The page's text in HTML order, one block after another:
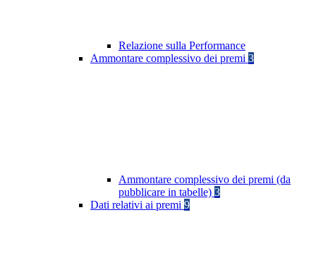
Relazione sulla Performance
Ammontare complessivo dei premi 3
Ammontare complessivo dei premi (da
pubblicare in tabelle) 3
Dati relativi ai premi 9